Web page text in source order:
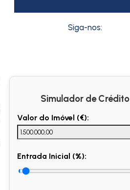
Siga-nos:
Simulador de Crédito
Valor do Imóvel (€):
Entrada Inicial (%):